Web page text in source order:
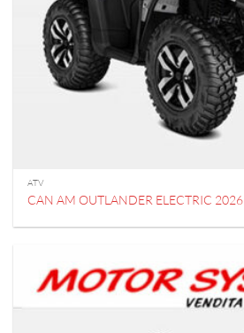
ATV
CAN AM OUTLANDER ELECTRIC 2026